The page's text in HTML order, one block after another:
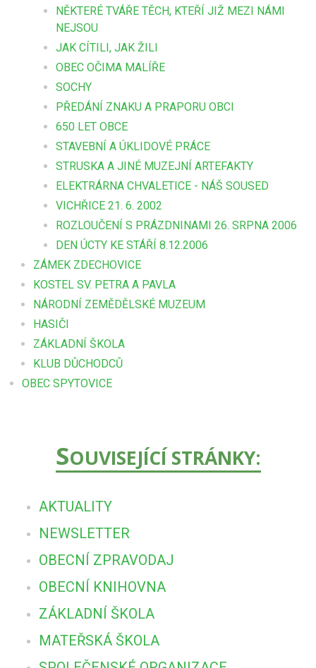
NĚKTERÉ TVÁŘE TĚCH, KTEŘÍ JIŽ MEZI NÁMI
NEJSOU
JAK CÍTILI, JAK ŽILI
OBEC OČIMA MALÍŘE
SOCHY
PŘEDÁNÍ ZNAKU A PRAPORU OBCI
650 LET OBCE
STAVEBNÍ A ÚKLIDOVÉ PRÁCE
STRUSKA A JINÉ MUZEJNÍ ARTEFAKTY
ELEKTRÁRNA CHVALETICE - NÁŠ SOUSED
VICHŘICE 21. 6. 2002
ROZLOUČENÍ S PRÁZDNINAMI 26. SRPNA 2006
DEN ÚCTY KE STÁŘÍ 8.12.2006
ZÁMEK ZDECHOVICE
KOSTEL SV. PETRA A PAVLA
NÁRODNÍ ZEMĚDĚLSKÉ MUZEUM
HASIČI
ZÁKLADNÍ ŠKOLA
KLUB DŮCHODCŮ
OBEC SPYTOVICE
SOUVISEJÍCÍ STRÁNKY:
AKTUALITY
NEWSLETTER
OBECNÍ ZPRAVODAJ
OBECNÍ KNIHOVNA
ZÁKLADNÍ ŠKOLA
MATEŘSKÁ ŠKOLA